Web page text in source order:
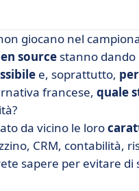
caratteristiche a
prezzi a confronto
quale interfaccia è
integrazioni a
giocano nel
source stanno
e, soprattutto,
francese, quale
da vicino le loro
CRM, contabilità,
sapere per evitare